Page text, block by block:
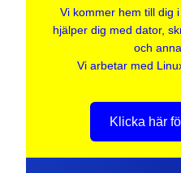
Vi kommer hem till dig
hjälper dig med dator,
och
Vi arbetar med
Klicka här